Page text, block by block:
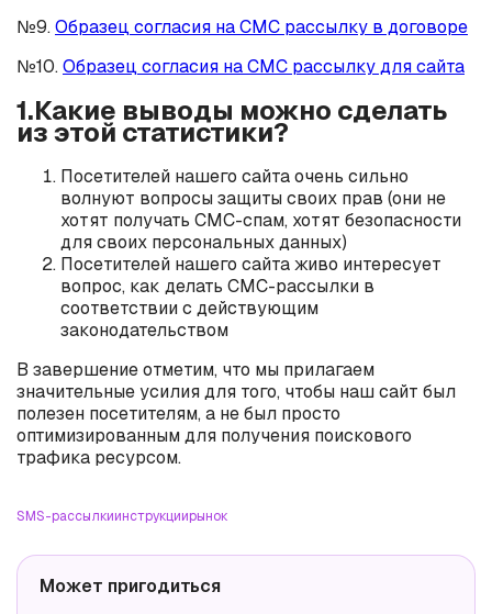
№9.Образец согласия на СМС рассылку в договоре
№10.Образец согласия на СМС рассылку для сайта
1.Какие выводы можно сделать
из этой статистики?
Посетителей нашего сайта очень сильно
волнуют вопросы защиты своих прав (они не
хотят получать СМС-спам, хотят безопасности
для своих персональных данных)
Посетителей нашего сайта живо интересует
вопрос, как делать СМС-рассылки в
соответствии с действующим
законодательством
В завершение отметим, что мы прилагаем
значительные усилия для того, чтобы наш сайт был
полезен посетителям, а не был просто
оптимизированным для получения поискового
трафика ресурсом.
SMS-рассылкиинструкциирынок
Может пригодиться